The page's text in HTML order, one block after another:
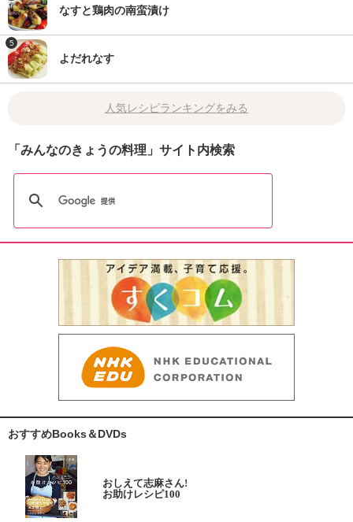
なすと鶏肉の南蛮漬け
5
よだれなす
人気レシピランキングをみる
「みんなのきょうの料理」サイト内検索
おすすめBooks＆DVDs
おしえて志麻さん!
お助けレシピ100